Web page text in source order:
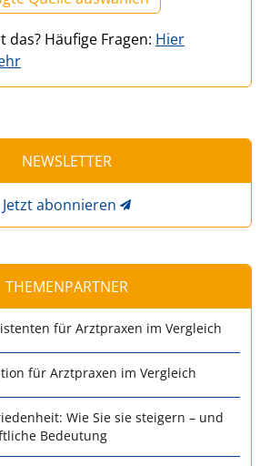
Häufige Fragen: Hier
NEWSLETTER
Jetzt abonnieren
THEMENPARTNER
für Arztpraxen im Vergleich
für Arztpraxen im Vergleich
Wie Sie sie steigern – und
Bedeutung